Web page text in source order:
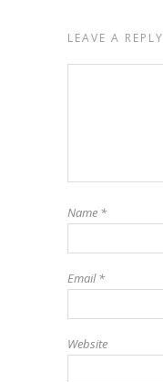
LEAVE A REPLY
Name *
Email*
Website